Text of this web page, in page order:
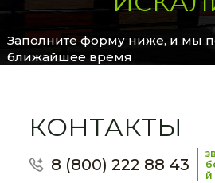
Заполните форму ниже, и мы
ближайшее время
КОНТАКТЫ
8 (800) 222 88 43
й